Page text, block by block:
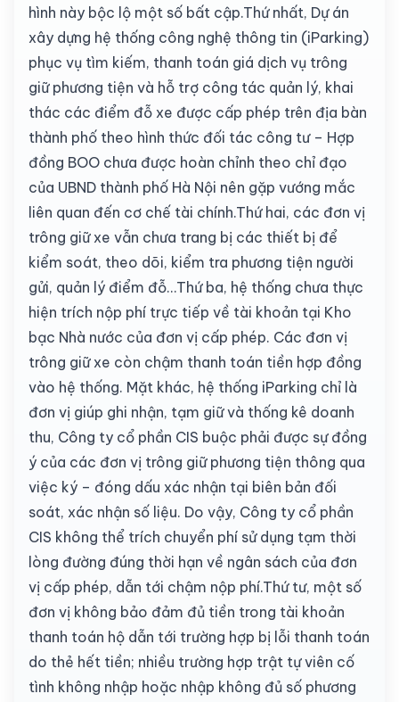
hình này bộc lộ một số bất cập.Thứ nhất, Dự án
xây dựng hệ thống công nghệ thông tin (iParking)
phục vụ tìm kiếm, thanh toán giá dịch vụ trông
giữ phương tiện và hỗ trợ công tác quản lý, khai
thác các điểm đỗ xe được cấp phép trên địa bàn
thành phố theo hình thức đối tác công tư – Hợp
đồng BOO chưa được hoàn chỉnh theo chỉ đạo
của UBND thành phố Hà Nội nên gặp vướng mắc
liên quan đến cơ chế tài chính.Thứ hai, các đơn vị
trông giữ xe vẫn chưa trang bị các thiết bị để
kiểm soát, theo dõi, kiểm tra phương tiện người
gửi, quản lý điểm đỗ…Thứ ba, hệ thống chưa thực
hiện trích nộp phí trực tiếp về tài khoản tại Kho
bạc Nhà nước của đơn vị cấp phép. Các đơn vị
trông giữ xe còn chậm thanh toán tiền hợp đồng
vào hệ thống. Mặt khác, hệ thống iParking chỉ là
đơn vị giúp ghi nhận, tạm giữ và thống kê doanh
thu, Công ty cổ phần CIS buộc phải được sự đồng
ý của các đơn vị trông giữ phương tiện thông qua
việc ký – đóng dấu xác nhận tại biên bản đối
soát, xác nhận số liệu. Do vậy, Công ty cổ phần
CIS không thể trích chuyển phí sử dụng tạm thời
lòng đường đúng thời hạn về ngân sách của đơn
vị cấp phép, dẫn tới chậm nộp phí.Thứ tư, một số
đơn vị không bảo đảm đủ tiền trong tài khoản
thanh toán hộ dẫn tới trường hợp bị lỗi thanh toán
do thẻ hết tiền; nhiều trường hợp trật tự viên cố
tình không nhập hoặc nhập không đủ số phương